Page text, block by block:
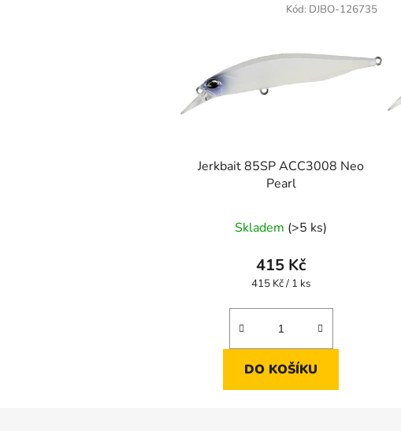
Jerkbait 85SP ACC3008 Neo
Pearl
Skladem (>5 ks)
415 Kč
Měrná
415 Kč / 1 ks
DO KOŠÍKU
Kód: DJBO-126735